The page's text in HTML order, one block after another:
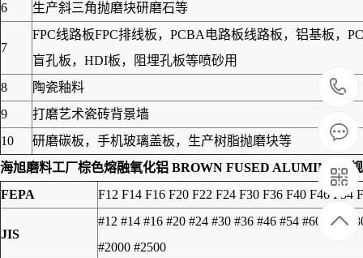
6
生产斜三角抛磨块研磨石等
7
FPC线路板FPC排线板，PCBA电路板线路板，铝基板，
盲孔板，HDI板，阻埋孔板等喷砂用
8
陶瓷釉料
9
打磨艺术瓷砖背景墙
10
研磨碳板，手机玻璃盖板，生产树脂抛磨块等
海旭磨料工厂棕色熔融氧化铝 BROWN FUSED ALUMINA常
FEPA
F12 F14 F16 F20 F22 F24 F30 F36 F40 F46 F54
JIS
#12 #14 #16 #20 #24 #30 #36 #46 #54 #60 #70
#2000 #2500